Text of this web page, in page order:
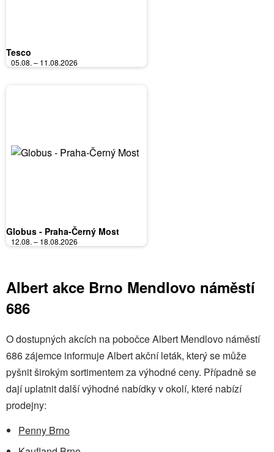
Tesco
05.08. – 11.08.2026
Globus - Praha-Černý Most
12.08. – 18.08.2026
Albert akce Brno Mendlovo náměstí
686
O dostupných akcích na pobočce Albert Mendlovo náměstí
686 zájemce informuje Albert akční leták, který se může
pyšnit širokým sortimentem za výhodné ceny. Případně se
dají uplatnit další výhodné nabídky v okolí, které nabízí
prodejny:
Penny Brno